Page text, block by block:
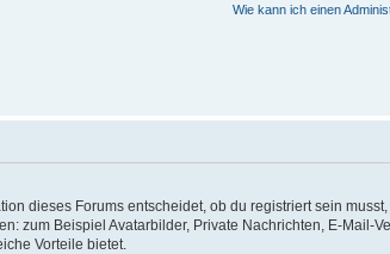
Wie kann ich einen
dieses Forums entscheidet, ob du registriert sein
zum Beispiel Avatarbilder, Private Nachrichten, E-Mail-
Vorteile bietet.